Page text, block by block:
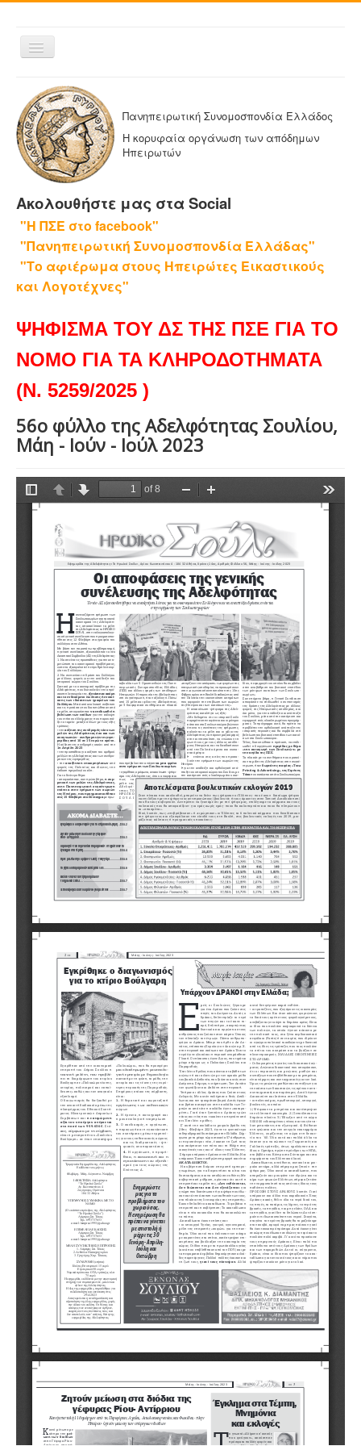
Εναλλαγή
πλοήγησης
ΑΡΧΙΚΗ
Η ΠΑΝΗΠΕΙΡΩΤΙΚΗ
ΔΕΛΤΙΑ ΤΥΠΟΥ
ΑΔΕΛΦΟΤΗΤΕΣ-ΟΜΟΣΠΟΝΔΙΕΣ
Η ΕΦΗΜΕΡΙΔΑ ΜΑΣ
ΕΦΗΜΕΡΙΔΕΣ ΑΔΕΛΦΟΤΗΤΩΝ
ΕΠΙΚΟΙΝΩΝΙΑ
Πανηπειρωτική Συνομοσπονδία Ελλάδος
Η κορυφαία οργάνωση των απόδημων
Ηπειρωτών
Ακολουθήστε μας στα Social
"Η ΠΣΕ στο facebook"
"Πανηπειρωτική Συνομοσπονδία Ελλάδας"
"Το αφιέρωμα στους Ηπειρώτες Εικαστικούς
και Λογοτέχνες"
ΨΗΦΙΣΜΑ ΤΟΥ ΔΣ ΤΗΣ ΠΣΕ ΓΙΑ ΤΟ
ΝΟΜΟ ΓΙΑ ΤΑ ΚΛΗΡΟΔΟΤΗΜΑΤΑ
(Ν. 5259/2025 )
56ο φύλλο της Αδελφότητας Σουλίου,
Μάη - Ιούν - Ιούλ 2023